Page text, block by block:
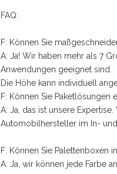
FAQ:
F: Können Sie
A: Ja! Wir haben mehr als 7
Anwendungen geeignet sind.
Die Höhe kann individuell
F: Können Sie Paketlösungen
A: Ja, das ist unsere
Automobilhersteller im In- und
F: Können Sie Palettenboxen
A: Ja, wir können jede Farbe